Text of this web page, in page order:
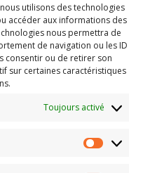
utilisons des technologies
accéder aux informations des
nous permettra de
de navigation ou les ID
consentir ou de retirer son
sur certaines caractéristiques
Toujours activé